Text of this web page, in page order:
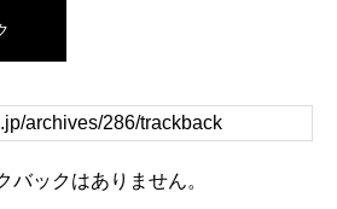
バックはありません。